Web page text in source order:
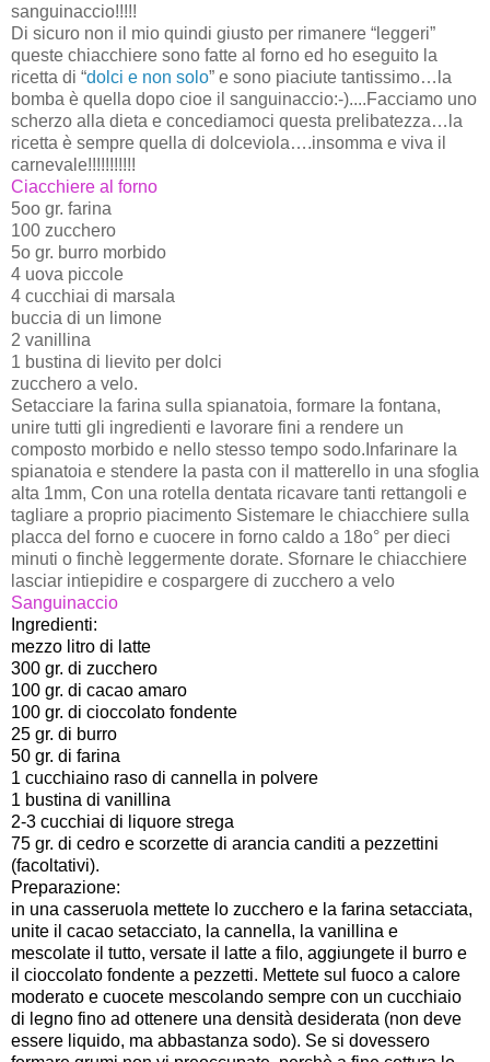
sanguinaccio!!!!!
Di sicuro non il mio quindi giusto per rimanere “leggeri”
queste chiacchiere sono fatte al forno ed ho eseguito la
ricetta di “dolci e non solo” e sono piaciute tantissimo…la
bomba è quella dopo cioe il sanguinaccio:-)....Facciamo uno
scherzo alla dieta e concediamoci questa prelibatezza…la
ricetta è sempre quella di dolceviola….insomma e viva il
carnevale!!!!!!!!!!!
Ciacchiere al forno
5oo gr. farina
100 zucchero
5o gr. burro morbido
4 uova piccole
4 cucchiai di marsala
buccia di un limone
2 vanillina
1 bustina di lievito per dolci
zucchero a velo.
Setacciare la farina sulla spianatoia, formare la fontana,
unire tutti gli ingredienti e lavorare fini a rendere un
composto morbido e nello stesso tempo sodo.Infarinare la
spianatoia e stendere la pasta con il matterello in una sfoglia
alta 1mm, Con una rotella dentata ricavare tanti rettangoli e
tagliare a proprio piacimento Sistemare le chiacchiere sulla
placca del forno e cuocere in forno caldo a 18o° per dieci
minuti o finchè leggermente dorate. Sfornare le chiacchiere
lasciar intiepidire e cospargere di zucchero a velo
Sanguinaccio
Ingredienti:
mezzo litro di latte
300 gr. di zucchero
100 gr. di cacao amaro
100 gr. di cioccolato fondente
25 gr. di burro
50 gr. di farina
1 cucchiaino raso di cannella in polvere
1 bustina di vanillina
2-3 cucchiai di liquore strega
75 gr. di cedro e scorzette di arancia canditi a pezzettini
(facoltativi).
Preparazione:
in una casseruola mettete lo zucchero e la farina setacciata,
unite il cacao setacciato, la cannella, la vanillina e
mescolate il tutto, versate il latte a filo, aggiungete il burro e
il cioccolato fondente a pezzetti. Mettete sul fuoco a calore
moderato e cuocete mescolando sempre con un cucchiaio
di legno fino ad ottenere una densità desiderata (non deve
essere liquido, ma abbastanza sodo). Se si dovessero